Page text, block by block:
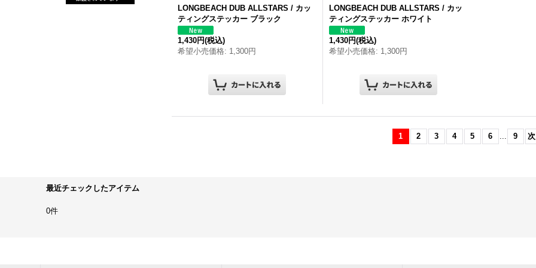
LONGBEACH DUB ALLSTARS / カッ
ティングステッカー ブラック
1,430円(税込)
希望小売価格: 1,300円
LONGBEACH DUB ALLSTARS / カッ
ティングステッカー ホワイト
1,430円(税込)
希望小売価格: 1,300円
1 2 3 4 5 6 ... 9 次
最近チェックしたアイテム
0件